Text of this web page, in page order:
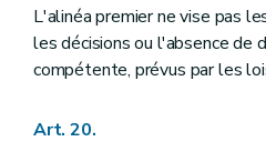
L'alinéa premier ne vise pas
les décisions ou l'absence de
compétente, prévus par les
Art. 20.